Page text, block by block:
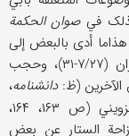
في صوان الحکمة
أدی بالبعض إلی
الوقوع في الخطأ أیضاً مثل مؤلفي نامۀ دانشوران (۷/۲۷-۳۱)، وحجب
الآخرین (ظ:دانشنامه،
). وکان القزویني (ص ۱۶۳، ۱۶۴،
إزاحة الستار عن بعض